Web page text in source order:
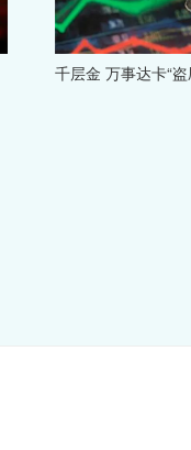
千层金 万事达卡“